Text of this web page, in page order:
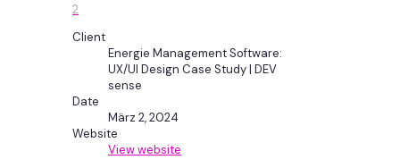
2
Client
Energie Management Software:
UX/UI Design Case Study | DEV
sense
Date
März 2, 2024
Website
View website